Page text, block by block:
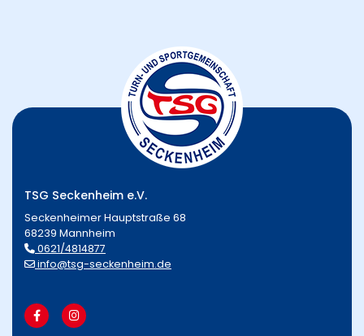
TSG Seckenheim e.V.
Seckenheimer Hauptstraße 68
68239 Mannheim
0621/4814877
info@tsg-seckenheim.de